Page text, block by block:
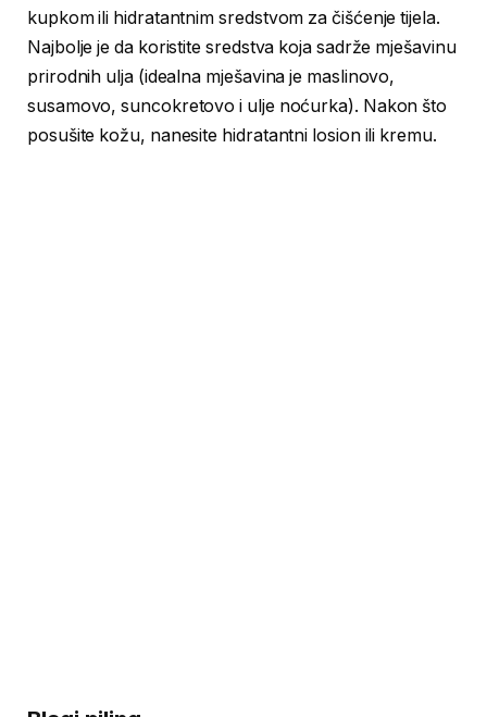
kupkom ili hidratantnim sredstvom za čišćenje tijela.
Najbolje je da koristite sredstva koja sadrže mješavinu
prirodnih ulja (idealna mješavina je maslinovo,
susamovo, suncokretovo i ulje noćurka). Nakon što
posušite kožu, nanesite hidratantni losion ili kremu.